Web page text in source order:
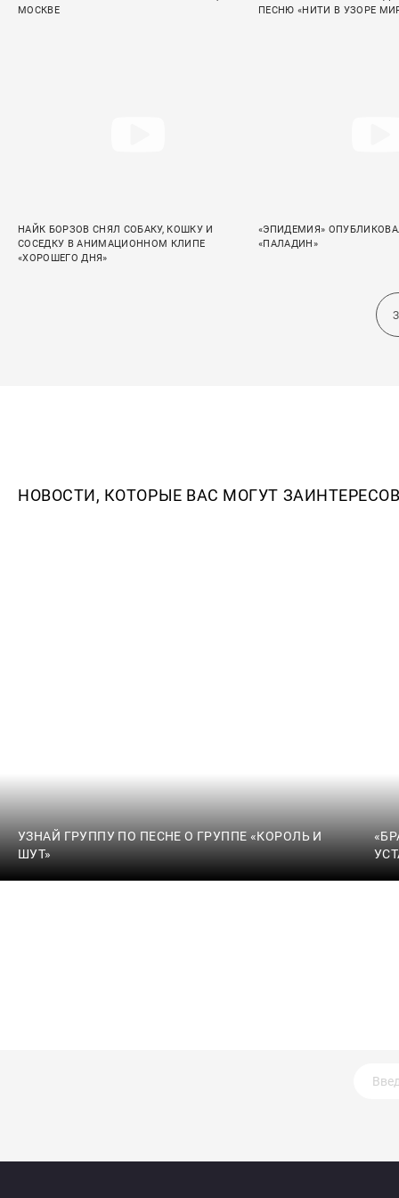
МОСКВЕ
ПЕСНЮ «НИТИ В УЗОРЕ
НАЙК БОРЗОВ СНЯЛ СОБАКУ, КОШКУ И
СОСЕДКУ В АНИМАЦИОННОМ КЛИПЕ
«ХОРОШЕГО ДНЯ»
«ЭПИДЕМИЯ»
«ПАЛАДИН»
НОВОСТИ, КОТОРЫЕ ВАС МОГУТ
УЗНАЙ ГРУППУ ПО ПЕСНЕ О ГРУППЕ «КОРОЛЬ И
ШУТ»